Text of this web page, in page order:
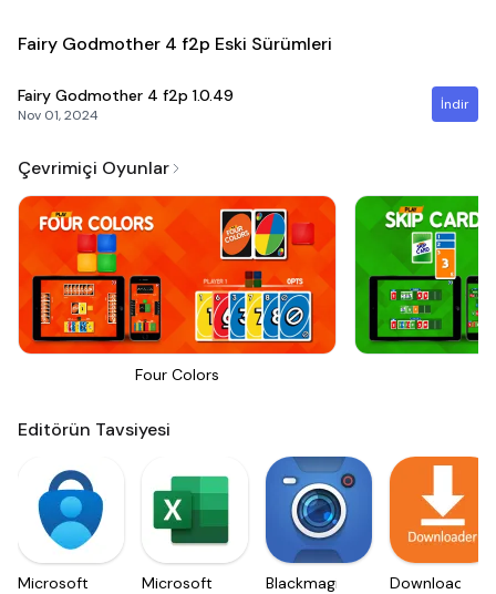
Fairy Godmother 4 f2p Eski Sürümleri
Fairy Godmother 4 f2p 1.0.49
Nov 01, 2024
İndir
Çevrimiçi Oyunlar
Four Colors
Editörün Tavsiyesi
Microsoft
Microsoft
Blackmagic
Downloader